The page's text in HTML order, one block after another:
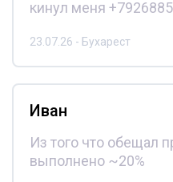
кинул меня
23.07.26 - Бухарест
Иван
Из того что обещал
выполнено ~20%